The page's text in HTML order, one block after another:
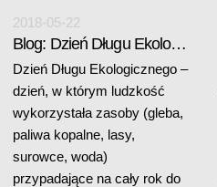
2018-05-22
Blog: Dzień Długu Ekologicznego
Dzień Długu Ekologicznego –
dzień, w którym ludzkość
wykorzystała zasoby (gleba,
paliwa kopalne, lasy,
surowce, woda)
przypadające na cały rok do